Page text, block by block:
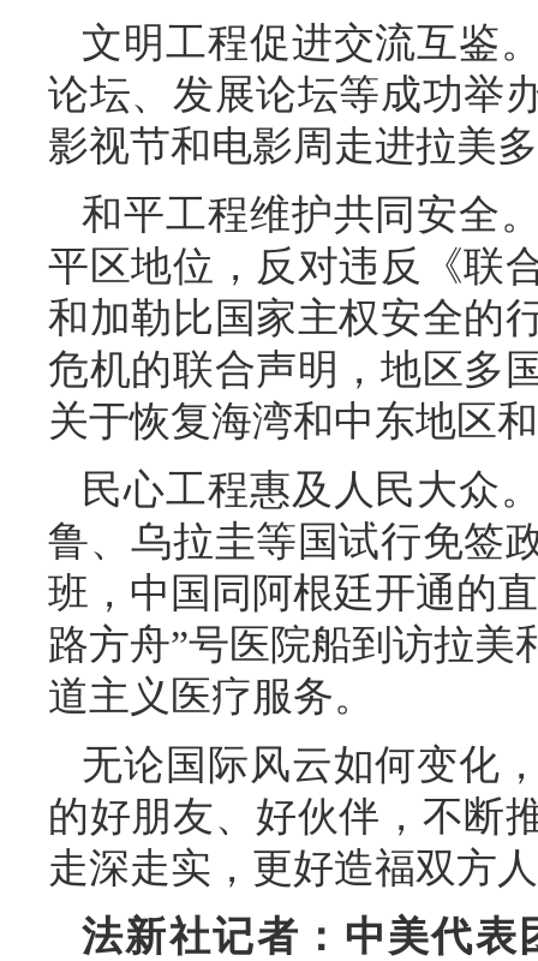
文明工程促进交流互鉴
论坛、发展论坛等成功举
影视节和电影周走进拉美
和平工程维护共同安全
平区地位，反对违反《联
和加勒比国家主权安全的
危机的联合声明，地区多
关于恢复海湾和中东地区
民心工程惠及人民大众
鲁、乌拉圭等国试行免签
班，中国同阿根廷开通的
路方舟”号医院船到访拉
道主义医疗服务。
无论国际风云如何变化
的好朋友、好伙伴，不断
走深走实，更好造福双方
法新社记者：中美代表